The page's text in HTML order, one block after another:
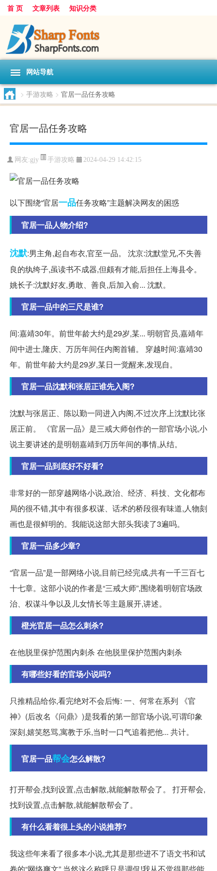
首 页 文章列表 知识分类
网站导航
> 手游攻略 > 官居一品任务攻略
官居一品任务攻略
网友:gjy 手游攻略 2024-04-29 14:42:15
以下围绕“官居一品任务攻略”主题解决网友的困惑
官居一品人物介绍?
沈默:男主角,起自布衣,官至一品。 沈京:沈默堂兄,不失善
良的纨绔子,虽读书不成器,但颇有才能,后担任上海县令。
姚长子:沈默好友,勇敢、善良,后加入俞... 沈默。
官居一品中的三尺是谁?
间:嘉靖30年。前世年龄大约是29岁,某... 明朝官员,嘉靖年
间中进士,隆庆、万历年间任内阁首辅。 穿越时间:嘉靖30
年。前世年龄大约是29岁,某日一觉醒来,发现自。
官居一品沈默和张居正谁先入阁?
沈默与张居正、陈以勤一同进入内阁,不过次序上沈默比张
居正前。 《官居一品》是三戒大师创作的一部官场小说,小
说主要讲述的是明朝嘉靖到万历年间的事情,从结。
官居一品到底好不好看?
非常好的一部穿越网络小说,政治、经济、科技、文化都布
局的很不错,其中有很多权谋、话术的桥段很有味道,人物刻
画也是很鲜明的。我能说这部大部头我读了3遍吗。
官居一品多少章?
“官居一品”是一部网络小说,目前已经完成,共有一千三百七
十七章。这部小说的作者是“三戒大师”,围绕着明朝官场政
治、权谋斗争以及儿女情长等主题展开,讲述。
橙光官居一品怎么刺杀?
在他脱里保护范围内刺杀 在他脱里保护范围内刺杀
有哪些好看的官场小说吗?
只推精品给你,看完绝对不会后悔: 一、何常在系列 《官
神》(后改名《问鼎》)是我看的第一部官场小说,可谓印象
深刻,嬉笑怒骂,寓教于乐,当时一口气追着把他... 共计。
官居一品帮会怎么解散?
打开帮会,找到设置,点击解散,就能解散帮会了。 打开帮会,
找到设置,点击解散,就能解散帮会了。
有什么看着很上头的小说推荐?
我这些年来看了很多本小说,尤其是那些进不了语文书和试